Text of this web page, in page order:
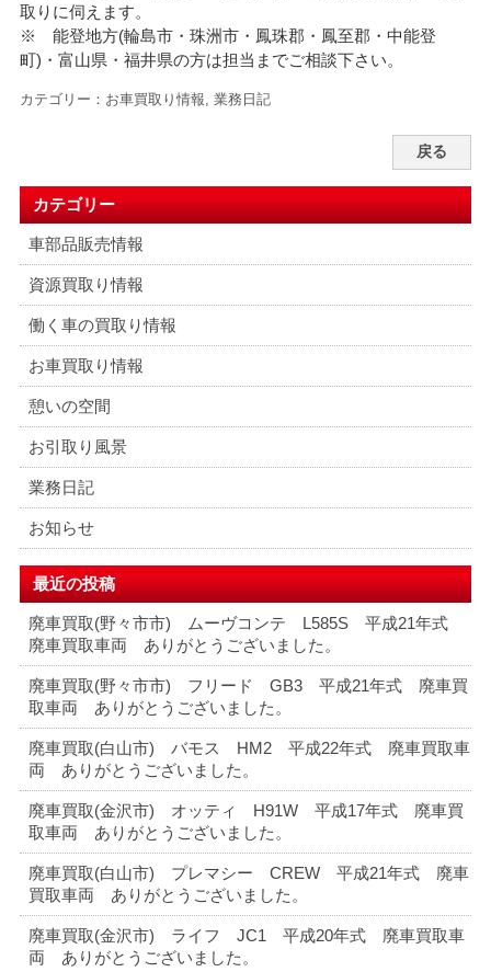
取りに伺えます。
※ 能登地方(輪島市・珠洲市・ 鳳珠郡・鳳至郡・中能登
町)・富山県・福井県の方は担当までご相談下さい。
カテゴリー： お車買取り情報, 業務日記
戻る
カテゴリー
車部品販売情報
資源買取り情報
働く車の買取り情報
お車買取り情報
憩いの空間
お引取り風景
業務日記
お知らせ
最近の投稿
廃車買取(野々市市) ムーヴコンテ L585S 平成21年式
廃車買取車両 ありがとうございました。
廃車買取(野々市市) フリード GB3 平成21年式 廃車買
取車両 ありがとうございました。
廃車買取(白山市) バモス HM2 平成22年式 廃車買取車
両 ありがとうございました。
廃車買取(金沢市) オッティ H91W 平成17年式 廃車買
取車両 ありがとうございました。
廃車買取(白山市) プレマシー CREW 平成21年式 廃車
買取車両 ありがとうございました。
廃車買取(金沢市) ライフ JC1 平成20年式 廃車買取車
両 ありがとうございました。